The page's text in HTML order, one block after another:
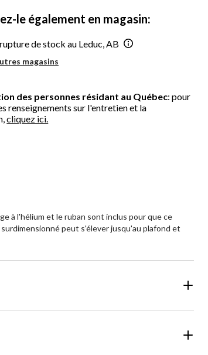
le également en magasin:
de stock au Leduc, AB
magasins
des personnes résidant au Québec: pour
renseignements sur l'entretien et la
cliquez ici.
à l'hélium et le ruban sont inclus pour que ce
peut s'élever jusqu'au plafond et